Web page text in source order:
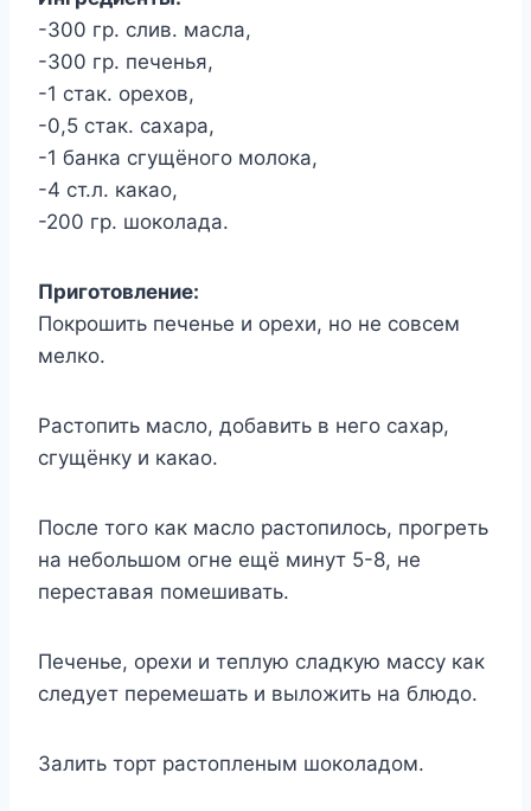
-300 гр. слив. масла,
-300 гр. печенья,
-1 стак. орехов,
-0,5 стак. сахара,
-1 банка сгущёного молока,
-4 ст.л. какао,
-200 гр. шоколада.
Приготовление:
Покрошить печенье и орехи, но не совсем
мелко.
Растопить масло, добавить в него сахар,
сгущёнку и какао.
После того как масло растопилось, прогреть
на небольшом огне ещё минут 5-8, не
переставая помешивать.
Печенье, орехи и теплую сладкую массу как
следует перемешать и выложить на блюдо.
Залить торт растопленым шоколадом.